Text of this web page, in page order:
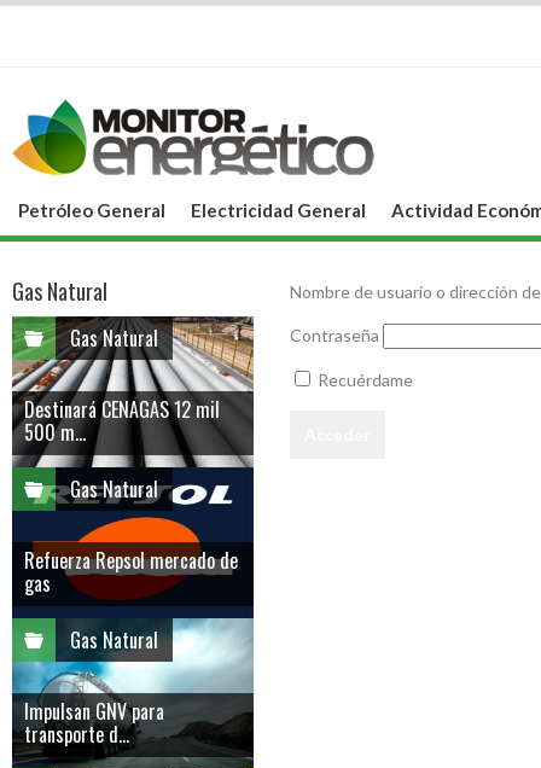
Petróleo General Electricidad General Actividad
Nombre de usuario o dirección
Contraseña
Recuérdame
Gas Natural
Gas Natural
Destinará CENAGAS 12 mil
500 m...
Gas Natural
Refuerza Repsol mercado de
gas
Gas Natural
Impulsan GNV para
transporte d...